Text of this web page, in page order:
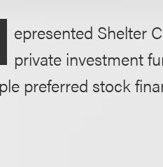
epresented Shelter
private investment
preferred stock